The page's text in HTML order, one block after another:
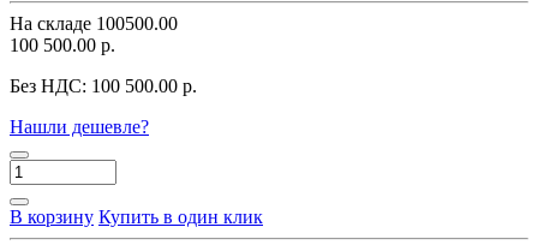
На складе 100500.00
100 500.00 р.
Без НДС: 100 500.00 р.
Нашли дешевле?
В корзину Купить в один клик